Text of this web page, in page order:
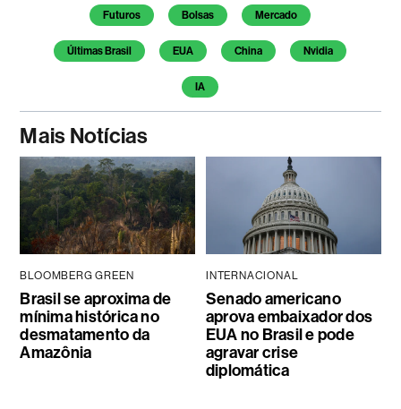
Temas deste artigo
Futuros Bolsas Mercado
Últimas Brasil EUA China Nvidia
IA
Mais Notícias
BLOOMBERG GREEN
Brasil se aproxima de
mínima histórica no
desmatamento da
Amazônia
INTERNACIONAL
Senado americano
aprova embaixador dos
EUA no Brasil e pode
agravar crise
diplomática